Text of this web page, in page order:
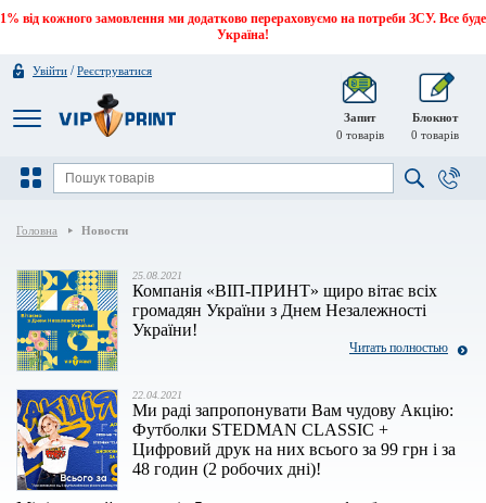
1% від кожного замовлення ми додатково перераховуємо на потреби ЗСУ. Все буде
Україна!
Увійти /Реєструватися
Запит
0 товарів
Блокнот
0 товарів
Головна Новости
25.08.2021
Компанія «ВІП-ПРИНТ» щиро вітає всіх
громадян України з Днем Незалежності
України!
Читать полностью
22.04.2021
Ми раді запропонувати Вам чудову Акцію:
Футболки STEDMAN CLASSIC +
Цифровий друк на них всього за 99 грн і за
48 годин (2 робочих дні)!